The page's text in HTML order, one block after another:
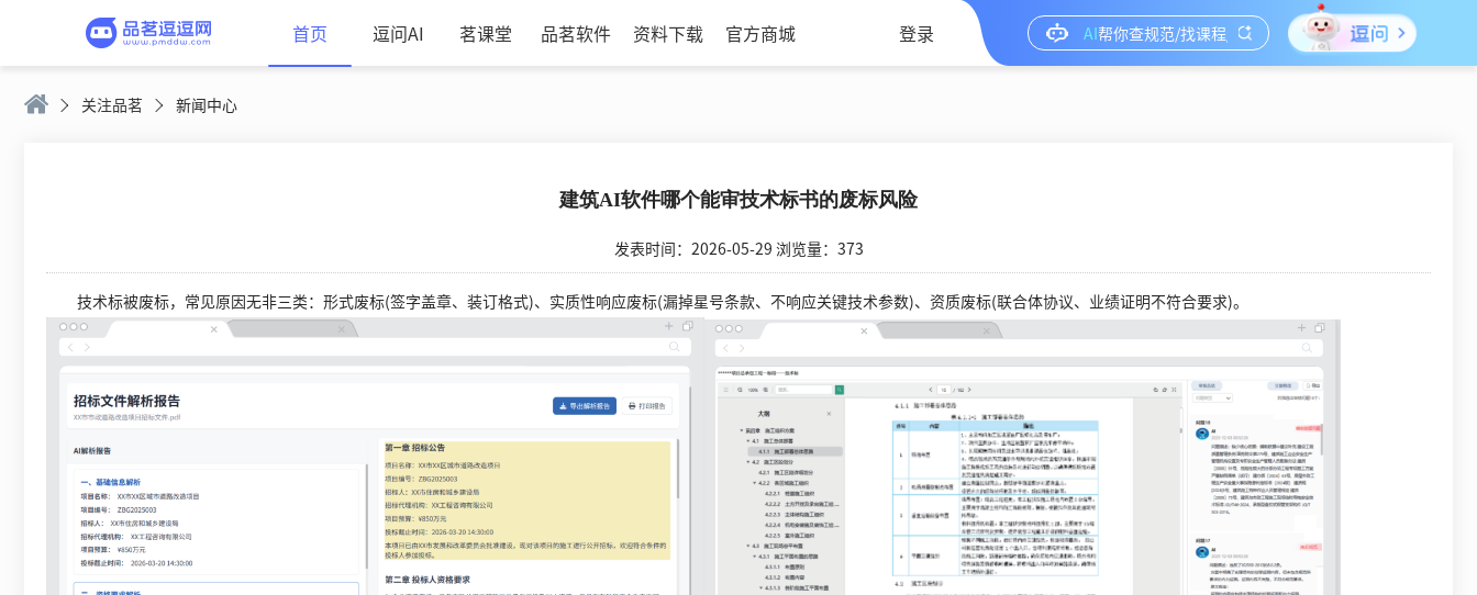
首页 逗问AI 茗课堂 品茗软件 资料下载 官方商城 登录
关注品茗 新闻中心
建筑AI软件哪个能审技术标书的废标风险
发表时间：2026-05-29 浏览量：373
技术标被废标，常见原因无非三类：形式废标(签字盖章、装订格式)、实质性响应废标(漏掉星号条款、不响应关键技术参数)、资质废标(联合体协议、业绩证明不符合要求)。